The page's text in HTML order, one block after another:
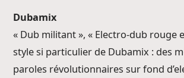
Dubamix
« Dub militant », « Electro-dub
style si particulier de Dubamix : des
paroles révolutionnaires sur fond